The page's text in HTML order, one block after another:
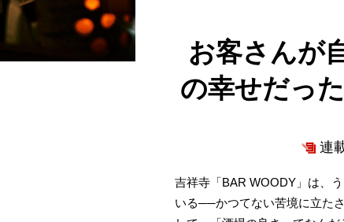
お客さんが
の幸せだっ
連
吉祥寺「BAR WOODY」は、
いる──かつてない苦境に立た